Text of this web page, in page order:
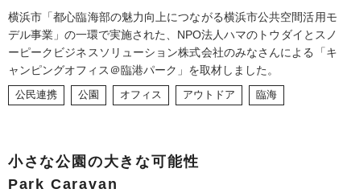
不動産以外でも、いろいろやってます。
横浜市「都心臨海部の魅力向上につながる横浜市公共空間活用モ
デル事業」の一環で実施された、NPO法人ハマのトウダイとスノ
ーピークビジネスソリューション株式会社のみなさんによる「キ
ャンピングオフィス＠臨港パーク」を取材しました。
公民連携 公園 オフィス アウトドア 臨海
小さな公園の大きな可能性
Park Caravan